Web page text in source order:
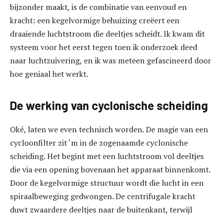
bijzonder maakt, is de combinatie van eenvoud en
kracht: een kegelvormige behuizing creëert een
draaiende luchtstroom die deeltjes scheidt. Ik kwam dit
systeem voor het eerst tegen toen ik onderzoek deed
naar luchtzuivering, en ik was meteen gefascineerd door
hoe geniaal het werkt.
De werking van cyclonische scheiding
Oké, laten we even technisch worden. De magie van een
cycloonfilter zit ‘m in de zogenaamde cyclonische
scheiding. Het begint met een luchtstroom vol deeltjes
die via een opening bovenaan het apparaat binnenkomt.
Door de kegelvormige structuur wordt die lucht in een
spiraalbeweging gedwongen. De centrifugale kracht
duwt zwaardere deeltjes naar de buitenkant, terwijl